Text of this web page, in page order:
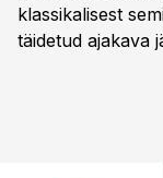
klassikalisest
täidetud ajakava